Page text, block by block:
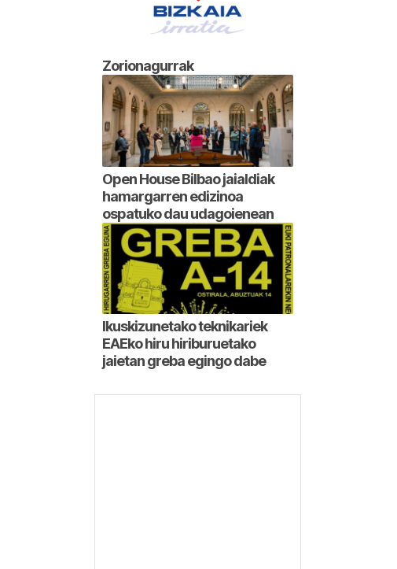
Zorionagurrak
Open House Bilbao jaialdiak
hamargarren edizinoa
ospatuko dau udagoienean
Ikuskizunetako teknikariek
EAEko hiru hiriburuetako
jaietan greba egingo dabe